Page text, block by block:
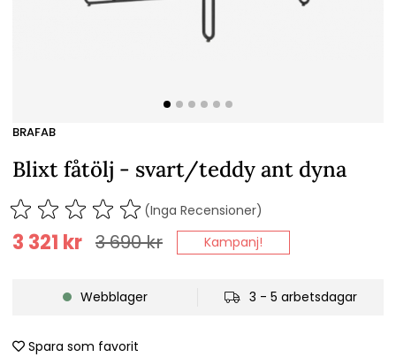
BRAFAB
Blixt fåtölj - svart/teddy ant dyna
(Inga Recensioner)
3 690kr
3 321 kr Kampanj!
Webblager 3 - 5 arbetsdagar
Spara som favorit